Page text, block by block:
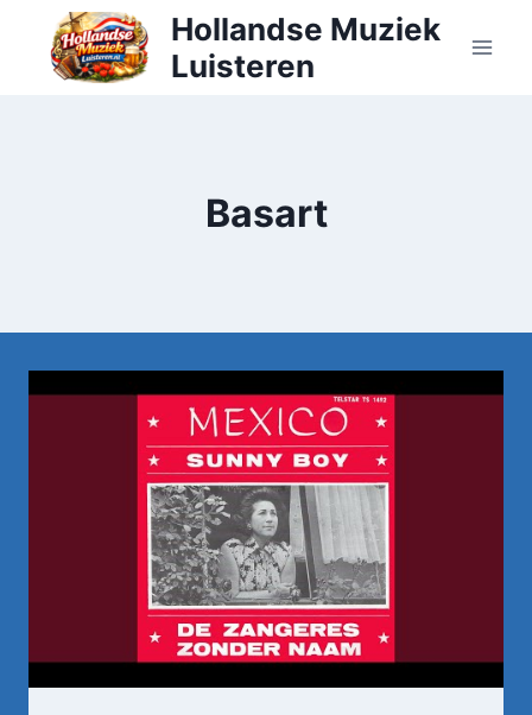
Doorgaan
inhoud
Hollandse Muziek
Luisteren
Basart